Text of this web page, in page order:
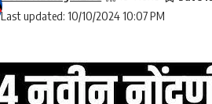
Last updated: 10/10/2024 10:07 PM